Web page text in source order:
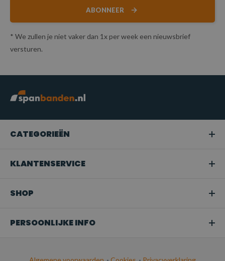
ABONNEER
* We zullen je niet vaker dan 1x per week een nieuwsbrief
versturen.
CATEGORIEËN
KLANTENSERVICE
SHOP
PERSOONLIJKE INFO